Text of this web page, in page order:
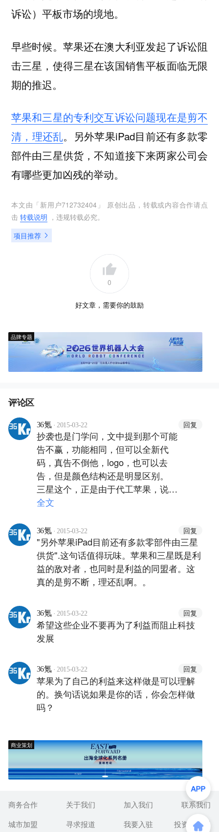
诉讼）平板市场的境地。
早些时候。苹果还在澳大利亚发起了诉讼阻
击三星，使得三星在该国销售平板面临无限
期的推迟。
苹果和三星的专利交互诉讼问题现在是剪不
清，理还乱。另外苹果iPad目前还有多款零
部件由三星供货，不知道接下来两家公司会
有哪些更加凶残的举动。
本文由「 新用户712732404 」 原创出品，转载或内容合作请点
击 转载说明 ，违规转载必究。
项目推荐
0
好文章，需要你的鼓励
品牌专题
评论区
36氪 · 2015-03-22 回复
抄袭也是门学问，文中提到那个可能
告不赢，功能相同，但可以全新代
码，真告不倒他，logo，也可以去
告，但是颜色结构还是明显区别。
三星这个，正是由于代工苹果，说不
定真就把苹果的东西原封不动的拿过
袭就是很低级抄袭。 其实不能说邪
恶，理性看待，事实为原则法律为准
绳，毕竟苹果光明正大的打官司，只
能说明苹果在技术和法律上更加老
道。
全文
36氪 · 2015-03-22 回复
"另外苹果iPad目前还有多款零部件由三星
供货".这句话值得玩味。苹果和三星既是利
益的敌对者，也同时是利益的同盟者。这
真的是剪不断，理还乱啊。。
36氪 · 2015-03-22 回复
希望这些企业不要再为了利益而阻止科技
发展
36氪 · 2015-03-22 回复
苹果为了自己的利益来这样做是可以理解
的。换句话说如果是你的话，你会怎样做
吗？
商业策划
商务合作 关于我们 加入我们
联系我们
城市加盟
寻求报道 我要入驻 投资者关系